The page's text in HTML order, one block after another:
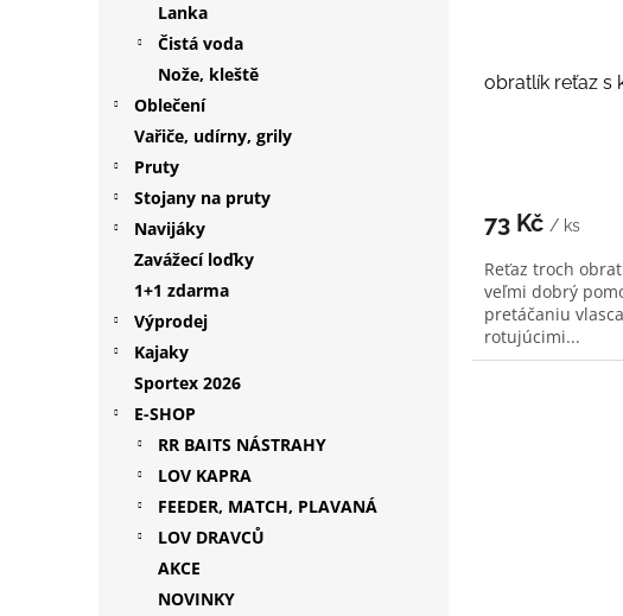
Lanka
Čistá voda
Nože, kleště
Oblečení
Vařiče, udírny, grily
Pruty
Stojany na pruty
Navijáky
Zavážecí loďky
1+1 zdarma
Výprodej
Kajaky
Sportex 2026
E-SHOP
RR BAITS NÁSTRAHY
LOV KAPRA
FEEDER, MATCH, PLAVANÁ
LOV DRAVCŮ
AKCE
NOVINKY
obratlík reťaz s
73 Kč / ks
Reťaz troch
veľmi dobrý
pretáčaniu
rotujúcimi...